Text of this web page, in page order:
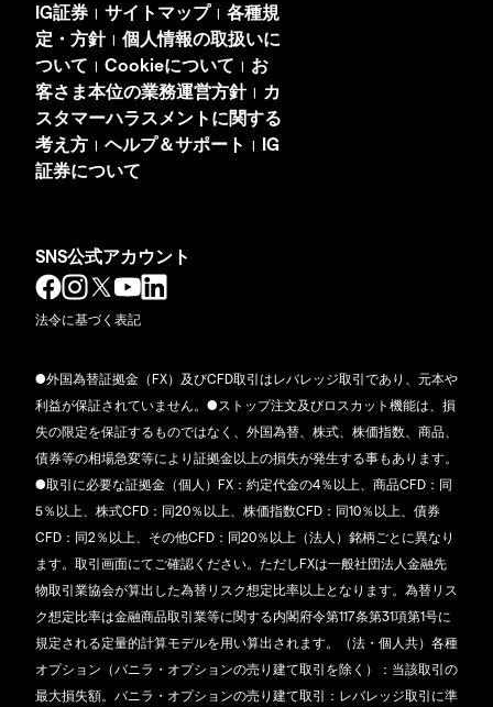
IG証券 | サイトマップ | 各種規
定・方針| 個人情報の取扱いに
ついて | Cookieについて | お
客さま本位の業務運営方針|
カ
スタマーハラスメントに関する
考え方 | ヘルプ＆サポート | IG
証券について
SNS公式アカウント
法令に基づく表記
●外国為替証拠金（FX）及びCFD取引はレバレッジ取引であり、元本や
利益が保証されていません。●ストップ注文及びロスカット機能は、損
失の限定を保証するものではなく、外国為替、株式、株価指数、商品、
債券等の相場急変等により証拠金以上の損失が発生する事もあります。
●取引に必要な証拠金（個人）FX：約定代金の4％以上、商品CFD：同
5％以上、株式CFD：同20％以上、株価指数CFD：同10％以上、債券
CFD：同2％以上、その他CFD：同20％以上（法人）銘柄ごとに異なり
ます。取引画面にてご確認ください。ただしFXは一般社団法人金融先
物取引業協会が算出した為替リスク想定比率以上となります。為替リス
ク想定比率は金融商品取引業等に関する内閣府令第117条第31項第1号に
規定される定量的計算モデルを用い算出されます。（法・個人共）各種
オプション（バニラ・オプションの売り建て取引を除く）：当該取引の
最大損失額。バニラ・オプションの売り建て取引：レバレッジ取引に準